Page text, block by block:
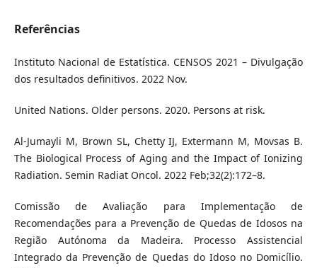
Referências
Instituto Nacional de Estatística. CENSOS 2021 – Divulgação
dos resultados definitivos. 2022 Nov.
United Nations. Older persons. 2020. Persons at risk.
Al-Jumayli M, Brown SL, Chetty IJ, Extermann M, Movsas B.
The Biological Process of Aging and the Impact of Ionizing
Radiation. Semin Radiat Oncol. 2022 Feb;32(2):172–8.
Comissão de Avaliação para Implementação de
Recomendações para a Prevenção de Quedas de Idosos na
Região Autónoma da Madeira. Processo Assistencial
Integrado da Prevenção de Quedas do Idoso no Domicílio.